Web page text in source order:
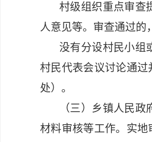
村级组织重点审查
人意见等。审查通过的
没有分设村民小组
村民代表会议讨论通
处）。
（三）乡镇人民
材料审核等工作。实